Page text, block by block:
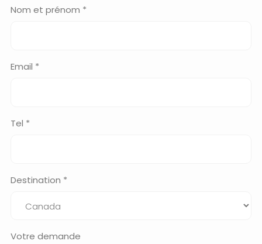
Nom et prénom *
Email *
Tel *
Destination *
Votre demande